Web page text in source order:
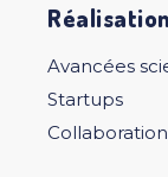
Avancées
Startups